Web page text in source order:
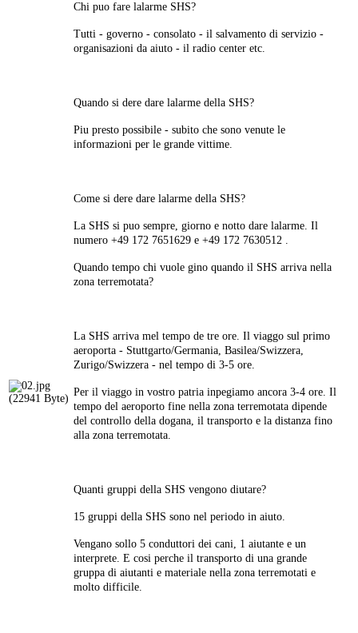
Chi puo fare lalarme SHS?
Tutti - governo - consolato - il salvamento di servizio -
organisazioni da aiuto - il radio center etc.
Quando si dere dare lalarme della SHS?
Piu presto possibile - subito che sono venute le
informazioni per le grande vittime.
Come si dere dare lalarme della SHS?
La SHS si puo sempre, giorno e notto dare lalarme. Il
numero +49 172 7651629 e +49 172 7630512 .
Quando tempo chi vuole gino quando il SHS arriva nella
zona terremotata?
La SHS arriva mel tempo de tre ore. Il viaggo sul primo
aeroporta - Stuttgarto/Germania, Basilea/Swizzera,
Zurigo/Swizzera - nel tempo di 3-5 ore.
Per il viaggo in vostro patria inpegiamo ancora 3-4 ore. Il
tempo del aeroporto fine nella zona terremotata dipende
del controllo della dogana, il transporto e la distanza fino
alla zona terremotata.
Quanti gruppi della SHS vengono diutare?
15 gruppi della SHS sono nel periodo in aiuto.
Vengano sollo 5 conduttori dei cani, 1 aiutante e un
interprete. E cosi perche il transporto di una grande
gruppa di aiutanti e materiale nella zona terremotati e
molto difficile.